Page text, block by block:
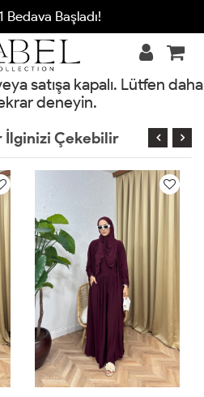
Bedava Başladı!
satışa kapalı. Lütfen daha
deneyin.
İlginizi Çekebilir